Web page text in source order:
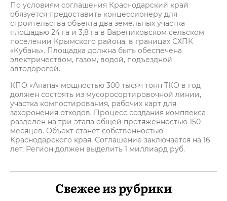
По условиям соглашения Краснодарский край
обязуется предоставить концессионеру для
строительства объекта два земельных участка
площадью 24 га и 3,8 га в Варениковском сельском
поселении Крымского района, в границах СХПК
«Кубань». Площадка должна быть обеспечена
электричеством, газом, водой, подъездной
автодорогой.
КПО «Анапа» мощностью 300 тысяч тонн ТКО в год
должен состоять из мусоросортировочной линии,
участка компостирования, рабочих карт для
захоронения отходов. Процесс создания комплекса
разделен на три этапа общей протяженностью 150
месяцев. Объект станет собственностью
Краснодарского края. Соглашение заключается на 16
лет. Регион должен выделить 1 миллиард руб.
Свежее из рубрики